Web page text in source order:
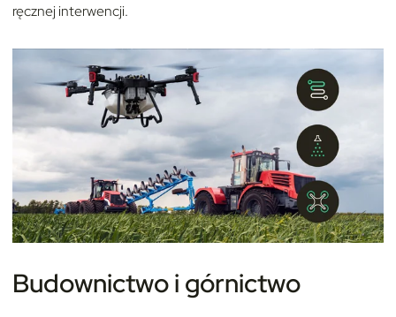
ręcznej interwencji.
Budownictwo i górnictwo